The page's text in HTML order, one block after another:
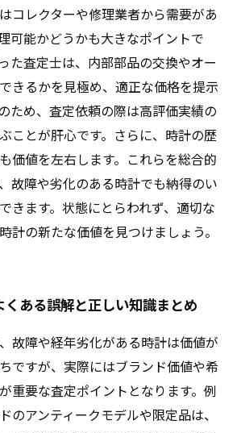
コレクターや修理業者から需要があ
可能かどうかも大きなポイントで
た査定士は、内部部品の交換やオー
きるかを見極め、適正な価格を提示
ため、査定依頼の際は高評価実績の
ことが肝心です。さらに、時計の歴
価値を左右します。これらを総合的
故障や劣化のある時計でも納得のい
きます。状態にとらわれず、適切な
計の新たな価値を見つけましょう。
ある誤解と正しい知識まとめ
故障や経年劣化がある時計は価値が
ですが、実際にはブランド価値や希
重要な査定ポイントとなります。例
のアンティークモデルや限定品は、